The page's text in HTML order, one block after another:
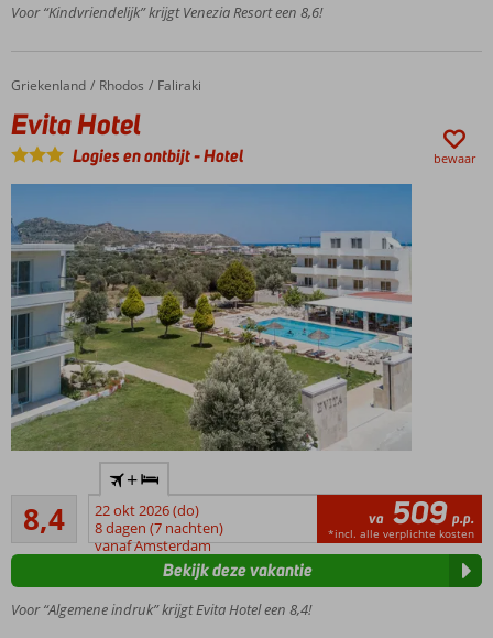
kamer met
privézwembad
Fantastisch
adults only
gedeelte in
Marrakesh
Nieuw
Cosmopolition
gedeelte met
Griekse
taverna
Voor “Kindvriendelijk” krijgt Venezia Resort een 8,6!
Home
Griekenland Rhodos Faliraki
Evita Hotel
Evita Hotel
Logies en ontbijt-Hotel bewaar
Kleinschalige
accommodatie
Ca. 1
km
van
strand
8,4
Zeer goed
69
beoordelingen
+
22 okt 2026 (do)
8 dagen (7 nachten)
vanaf Amsterdam
va 509 p.p.
*incl. alle verplichte kosten
Voor “Algemene indruk” krijgt Evita Hotel een 8,4!
Bekijk deze vakantie